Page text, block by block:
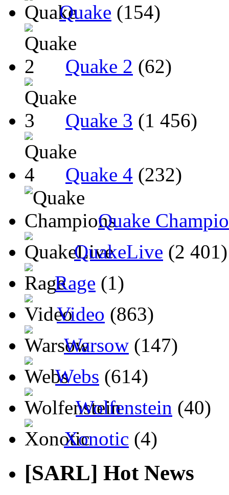
Quake (154)
Quake 2 (62)
Quake 3 (1 456)
Quake 4 (232)
Quake
QuakeLive (2 401)
Rage (1)
Video (863)
Warsow (147)
Webs (614)
Wolfenstein (40)
Xonotic (4)
[SARL] Hot News